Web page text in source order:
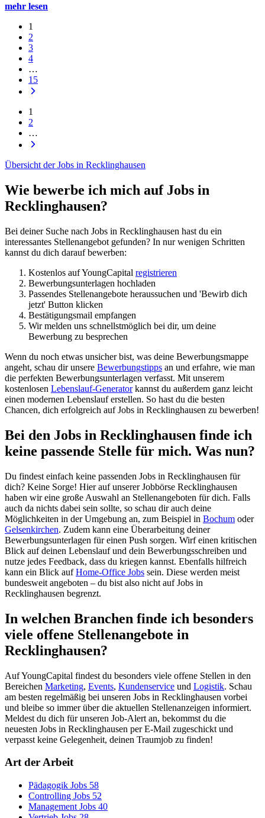
mehr lesen
1
2
3
4
…
15
1
2
…
Übersicht der Jobs in Recklinghausen
Wie bewerbe ich mich auf Jobs in
Recklinghausen?
Bei deiner Suche nach Jobs in Recklinghausen hast du ein
interessantes Stellenangebot gefunden? In nur wenigen Schritten
kannst du dich darauf bewerben:
Kostenlos auf YoungCapital registrieren
Bewerbungsunterlagen hochladen
Passendes Stellenangebote heraussuchen und 'Bewirb dich
jetzt' Button klicken
Bestätigungsmail empfangen
Wir melden uns schnellstmöglich bei dir, um deine
Bewerbung zu besprechen
Wenn du noch etwas unsicher bist, was deine Bewerbungsmappe
angeht, schau dir unsere Bewerbungstipps an und erfahre, wie man
die perfekten Bewerbungsunterlagen verfasst. Mit unserem
kostenlosen Lebenslauf-Generatorkannst du außerdem ganz leicht
einen modernen Lebenslauf erstellen. So hast du die besten
Chancen, dich erfolgreich auf Jobs in Recklinghausen zu bewerben!
Bei den Jobs in Recklinghausen finde ich
keine passende Stelle für mich. Was nun?
Du findest einfach keine passenden Jobs in Recklinghausen für
dich? Keine Sorge! Hier auf unserer Jobbörse Recklinghausen
haben wir eine große Auswahl an Stellenangeboten für dich. Falls
auch da nichts dabei sein sollte, so schau dir auch deine
Möglichkeiten in der Umgebung an, zum Beispiel in Bochum oder
Gelsenkirchen. Zudem kann eine Überarbeitung deiner
Bewerbungsunterlagen für einen Push sorgen. Wirf einen kritischen
Blick auf deinen Lebenslauf und dein Bewerbungsschreiben und
nutze jedes Feedback, dass du kriegen kannst. Ebenfalls hilfreich
kann ein Blick aufHome-Office Jobs sein. Diese werden meist
bundesweit angeboten – du bist also nicht auf Jobs in
Recklinghausen begrenzt.
In welchen Branchen finde ich besonders
viele offene Stellenangebote in
Recklinghausen?
Auf YoungCapital findest du besonders viele offene Stellen in den
Bereichen Marketing, Events, Kundenservice und Logistik. Schau
am besten regelmäßig bei unseren Jobs in Recklinghausen vorbei
und bleibe so immer über die aktuellen Stellenanzeigen informiert.
Meldest du dich für unseren Job-Alert an, bekommst du die
neuesten Jobs in Recklinghausen per E-Mail zugeschickt und
verpasst keine Gelegenheit, deinen Traumjob zu finden!
Art der Arbeit
Pädagogik Jobs 58
Controlling Jobs 52
Management Jobs 40